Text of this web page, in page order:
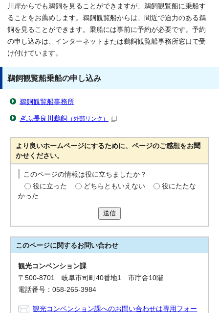
川岸からでも鵜飼を見ることができますが、鵜飼観覧船に乗船す
ることをお薦めします。鵜飼観覧船からは、間近で迫力のある鵜
飼を見ることができます。乗船には事前に予約が必要です。予約
の申し込みは、インターネットまたは鵜飼観覧船事務所窓口で受
け付けています。
鵜飼観覧船乗船の申し込み
鵜飼観覧船事務所
ぎふ長良川鵜飼 （外部リンク）
より良いホームページにするために、ページのご感想をお聞
かせください。
このページの情報は役に立ちましたか？
役に立った
どちらともいえない
役にたたな
かった
送信
このページに関するお問い合わせ
観光コンベンション課
〒500-8701 岐阜市司町40番地1 市庁舎10階
電話番号：058-265-3984
観光コンベンション課へのお問い合わせは専用フォー